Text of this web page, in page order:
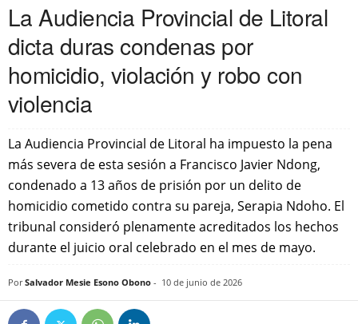
La Audiencia Provincial de Litoral
dicta duras condenas por
homicidio, violación y robo con
violencia
La Audiencia Provincial de Litoral ha impuesto la pena
más severa de esta sesión a Francisco Javier Ndong,
condenado a 13 años de prisión por un delito de
homicidio cometido contra su pareja, Serapia Ndoho. El
tribunal consideró plenamente acreditados los hechos
durante el juicio oral celebrado en el mes de mayo.
Por Salvador Mesie Esono Obono - 10 de junio de 2026